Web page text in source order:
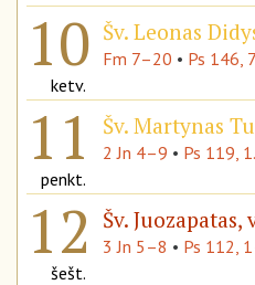
10
ketv.
Šv. Leonas
Fm 7–20 • Ps 146,
11
penkt.
Šv. Martynas
2 Jn 4–9 • Ps 119,
12
šešt.
Šv.
3 Jn 5–8 • Ps 112,